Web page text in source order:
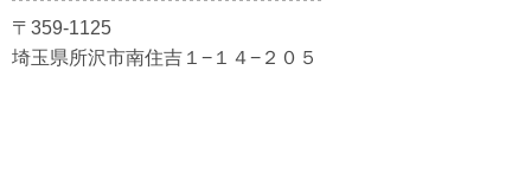
〒359-1125
埼玉県所沢市南住吉１−１４−２０５